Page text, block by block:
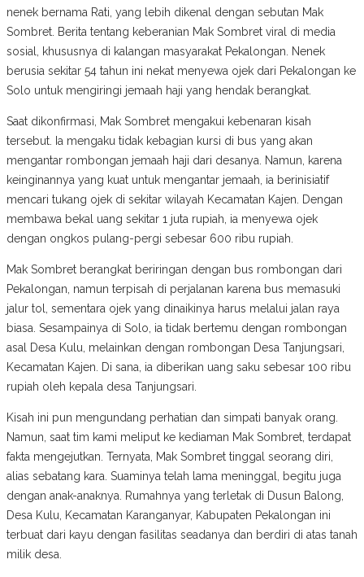
nenek bernama Rati, yang lebih dikenal dengan sebutan Mak
Sombret. Berita tentang keberanian Mak Sombret viral di media
sosial, khususnya di kalangan masyarakat Pekalongan. Nenek
berusia sekitar 54 tahun ini nekat menyewa ojek dari Pekalongan ke
Solo untuk mengiringi jemaah haji yang hendak berangkat.
Saat dikonfirmasi, Mak Sombret mengakui kebenaran kisah
tersebut. Ia mengaku tidak kebagian kursi di bus yang akan
mengantar rombongan jemaah haji dari desanya. Namun, karena
keinginannya yang kuat untuk mengantar jemaah, ia berinisiatif
mencari tukang ojek di sekitar wilayah Kecamatan Kajen. Dengan
membawa bekal uang sekitar 1 juta rupiah, ia menyewa ojek
dengan ongkos pulang-pergi sebesar 600 ribu rupiah.
Mak Sombret berangkat beriringan dengan bus rombongan dari
Pekalongan, namun terpisah di perjalanan karena bus memasuki
jalur tol, sementara ojek yang dinaikinya harus melalui jalan raya
biasa. Sesampainya di Solo, ia tidak bertemu dengan rombongan
asal Desa Kulu, melainkan dengan rombongan Desa Tanjungsari,
Kecamatan Kajen. Di sana, ia diberikan uang saku sebesar 100 ribu
rupiah oleh kepala desa Tanjungsari.
Kisah ini pun mengundang perhatian dan simpati banyak orang.
Namun, saat tim kami meliput ke kediaman Mak Sombret, terdapat
fakta mengejutkan. Ternyata, Mak Sombret tinggal seorang diri,
alias sebatang kara. Suaminya telah lama meninggal, begitu juga
dengan anak-anaknya. Rumahnya yang terletak di Dusun Balong,
Desa Kulu, Kecamatan Karanganyar, Kabupaten Pekalongan ini
terbuat dari kayu dengan fasilitas seadanya dan berdiri di atas tanah
milik desa.